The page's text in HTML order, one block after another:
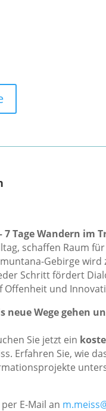
Tage Wandern im
schaffen Raum
Gebirge
Schritt fördert
und
neue Wege gehen
Sie jetzt ein
Erfahren Sie, wie
E-Mail an